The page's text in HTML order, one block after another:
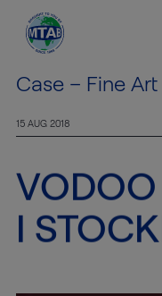
Skip to content
Case – Fine Art
15 AUG 2018
I